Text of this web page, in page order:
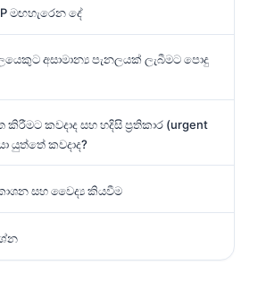
මඟහැරෙන දේ
අසාමාන්‍ය පැනලයක් ලැබීමට පොදු
කිරීමට කවදාද සහ හදිසි ප්‍රතිකාර (urgent
යුත්තේ කවදාද?
සහ වෛද්‍ය කියවීම